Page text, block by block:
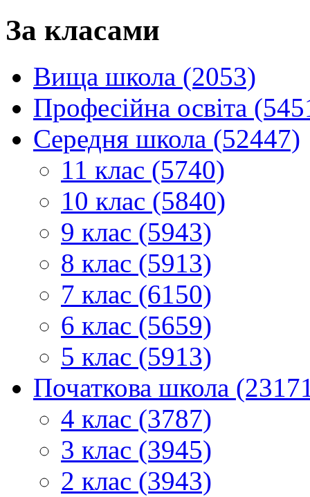
За класами
Вища школа (2053)
Професійна освіта
Середня школа (52447)
11 клас (5740)
10 клас (5840)
9 клас (5943)
8 клас (5913)
7 клас (6150)
6 клас (5659)
5 клас (5913)
Початкова школа
4 клас (3787)
3 клас (3945)
2 клас (3943)